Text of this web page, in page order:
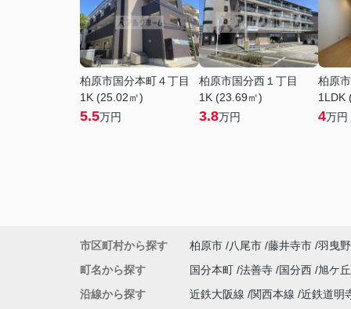
柏原市国分本町４丁目
1K (25.02㎡)
5.5万円
柏原市国分西１丁目
1K (23.69㎡)
3.8万円
柏原
1LDK
4万円
市区町村から探す 柏原市 八尾市 藤井寺市 羽曳
町名から探す
国分本町 法善寺 国分西 旭ケ
沿線から探す
近鉄大阪線 関西本線 近鉄道明